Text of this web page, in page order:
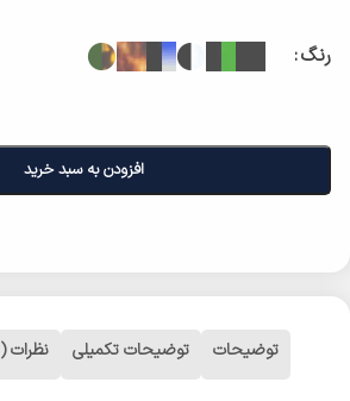
رنگ
افزودن به سبد خرید
توضیحات توضیحات تکمیلی نظرات (0)